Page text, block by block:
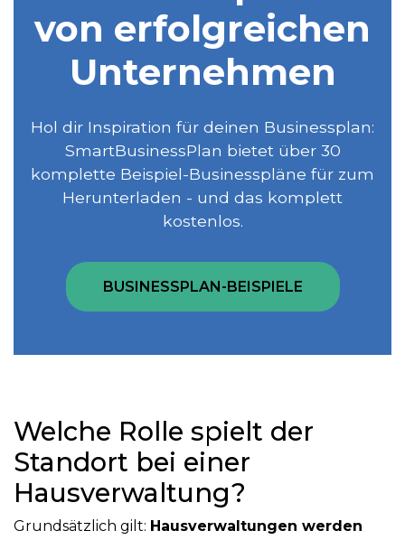
von erfolgreichen
Unternehmen
Hol dir Inspiration für deinen Businessplan:
SmartBusinessPlan bietet über 30
komplette Beispiel-Businesspläne für zum
Herunterladen - und das komplett
kostenlos.
BUSINESSPLAN-BEISPIELE
Welche Rolle spielt der
Standort bei einer
Hausverwaltung?
Grundsätzlich gilt: Hausverwaltungen werden